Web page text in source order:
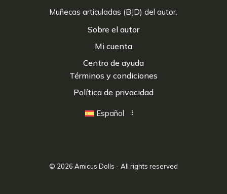
Sobre el autor
Mi cuenta
Centro de ayuda
Muñecas articuladas (BJD) del autor.
Términos y condiciones
Política de privacidad
Español
© 2026 Amicus Dolls - All rights reserved